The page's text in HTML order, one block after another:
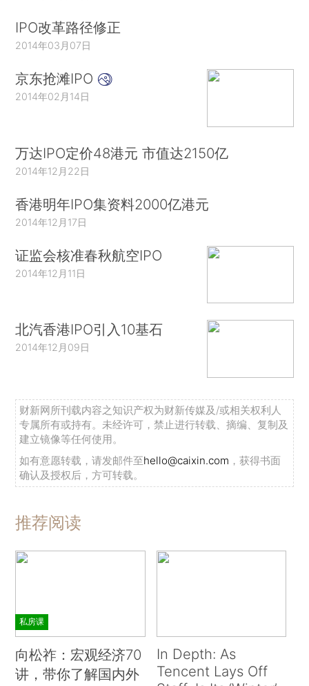
IPO改革路径修正
2014年03月07日
京东抢滩IPO
2014年02月14日
万达IPO定价48港元 市值达2150亿
2014年12月22日
香港明年IPO集资料2000亿港元
2014年12月17日
证监会核准春秋航空IPO
2014年12月11日
北汽香港IPO引入10基石
2014年12月09日
财新网所刊载内容之知识产权为财新传媒及/或相关权利人
专属所有或持有。未经许可，禁止进行转载、摘编、复制及
建立镜像等任何使用。
如有意愿转载，请发邮件至hello@caixin.com ，获得书面
确认及授权后，方可转载。
推荐阅读
私房课
向松祚：宏观经济70
讲，带你了解国内外
In Depth: As
Tencent Lays Off